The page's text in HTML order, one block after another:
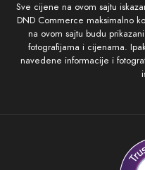
Sve cijene na ovom sajtu
DND Commerce maksimalno
na ovom sajtu budu
fotografijama i cijenama.
navedene informacije i